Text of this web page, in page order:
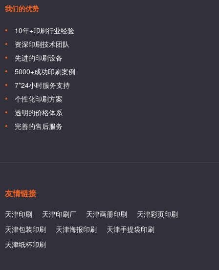
我们的优势
10年+印刷行业经验
资深印刷技术团队
先进的印刷设备
5000+成功印刷案例
7*24小时服务支持
个性化印刷方案
透明的价格体系
完善的售后服务
友情链接
天津印刷 天津印刷厂 天津画册印刷
天津彩页印刷
天津包装印刷
天津海报印刷
天津手提袋印刷
天津纸杯印刷